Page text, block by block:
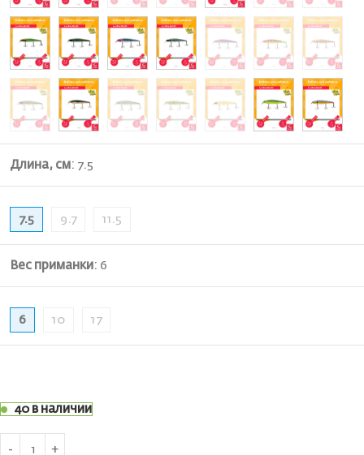
Длина, см: 7.5
7.5 9.7 11.5
Вес приманки: 6
6 10 17
40 в наличии